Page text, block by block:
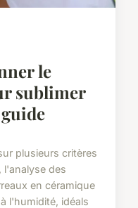
le
sublimer
plusieurs critères
l'analyse des
en céramique
l'humidité, idéals